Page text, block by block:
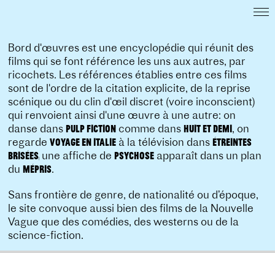
Bord d'œuvres est une encyclopédie qui réunit des
films qui se font référence les uns aux autres, par
ricochets. Les références établies entre ces films
sont de l'ordre de la citation explicite, de la reprise
scénique ou du clin d'œil discret (voire inconscient)
qui renvoient ainsi d'une œuvre à une autre: on
danse dansPulp Fiction comme dansHuit et Demi, on
regardeVoyage en Italie à la télévision dansÉtreintes
Brisées, une affiche dePsychose apparaît dans un plan
duMépris.
Sans frontière de genre, de nationalité ou d’époque,
le site convoque aussi bien des films de la Nouvelle
Vague que des comédies, des westerns ou de la
science-fiction.